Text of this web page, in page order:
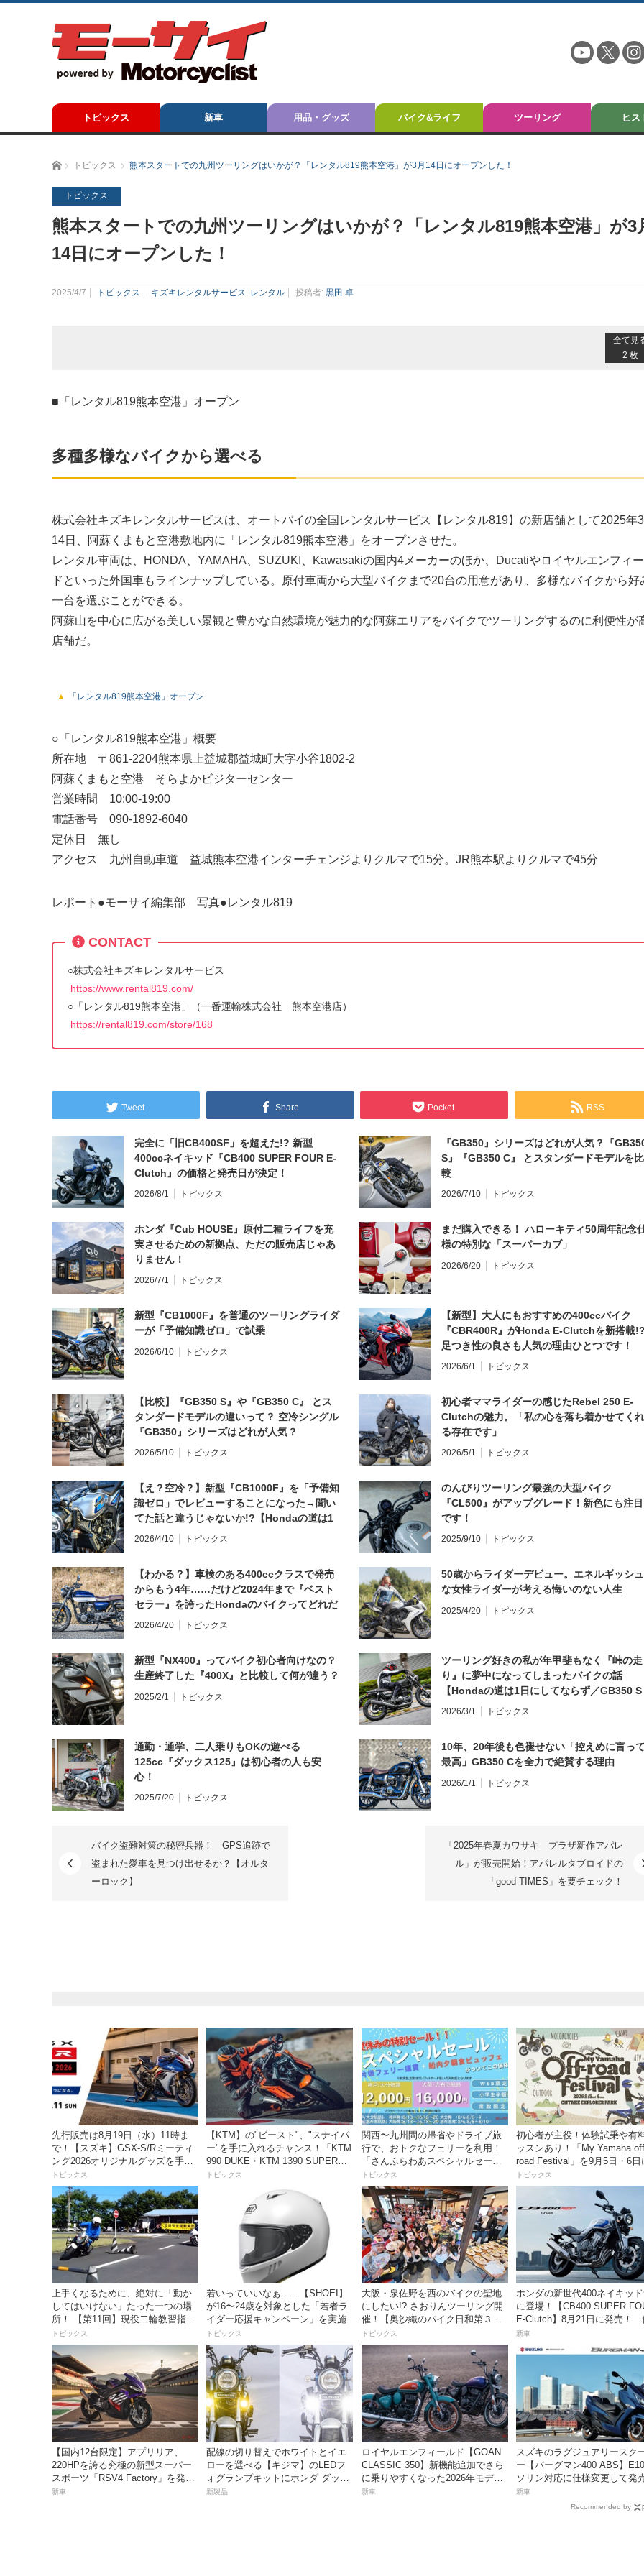
トピックス 新車 用品・グッズ バイク&ライフ ツーリング ヒス
ホームトピックス 熊本スタートでの九州ツーリングはいかが？「レンタル819熊本空港」が3月14日にオープンした！
トピックス
熊本スタートでの九州ツーリングはいかが？「レンタル819熊本空港」が3
14日にオープンした！
2025/4/7 トピックス キズキレンタルサービス レンタル 投稿者: 黒田 卓
全て見
2 枚
■「レンタル819熊本空港」オープン
多種多様なバイクから選べる
株式会社キズキレンタルサービスは、オートバイの全国レンタルサービス【レンタル819】の新店舗として2025年
14日、阿蘇くまもと空港敷地内に「レンタル819熊本空港」をオープンさせた。
レンタル車両は、HONDA、YAMAHA、SUZUKI、Kawasakiの国内4メーカーのほか、Ducatiやロイヤルエンフィ
ドといった外国車もラインナップしている。原付車両から大型バイクまで20台の用意があり、多様なバイクから好
一台を選ぶことができる。
阿蘇山を中心に広がる美しい景観と豊かな自然環境が魅力的な阿蘇エリアをバイクでツーリングするのに利便性が
店舗だ。
「レンタル819熊本空港」オープン
○「レンタル819熊本空港」概要
所在地 〒861-2204熊本県上益城郡益城町大字小谷1802-2
阿蘇くまもと空港 そらよかビジターセンター
営業時間 10:00-19:00
電話番号 090-1892-6040
定休日 無し
アクセス 九州自動車道 益城熊本空港インターチェンジよりクルマで15分。JR熊本駅よりクルマで45分
レポート●モーサイ編集部 写真●レンタル819
CONTACT
○株式会社キズキレンタルサービス
https://www.rental819.com/
○「レンタル819熊本空港」（一番運輸株式会社 熊本空港店）
https://rental819.com/store/168
Tweet Share Pocket RSS
完全に「旧CB400SF」を超えた!? 新型
400ccネイキッド『CB400 SUPER FOUR E-
Clutch』の価格と発売日が決定！
2026/8/1 トピックス
『GB350』シリーズはどれが人気？『
S』『GB350 C』 とスタンダードモデルを比
較
2026/7/10 トピックス
ホンダ『Cub HOUSE』原付二種ライフを充
実させるための新拠点、ただの販売店じゃあ
りません！
2026/7/1 トピックス
まだ購入できる！ ハローキティ50周年記念
様の特別な「スーパーカブ」
2026/6/20 トピックス
新型『CB1000F』を普通のツーリングライダ
ーが「予備知識ゼロ」で試乗
2026/6/10 トピックス
【新型】大人にもおすすめの400ccバイク
『CBR400R』がHonda E-Clutchを新搭載
足つき性の良さも人気の理由ひとつです！
2026/6/1 トピックス
【比較】『GB350 S』や『GB350 C』 とス
タンダードモデルの違いって？ 空冷シングル
『GB350』シリーズはどれが人気？
2026/5/10 トピックス
初心者ママライダーの感じたRebel 250 E-
Clutchの魅力。「私の心を落ち着かせてくれ
る存在です」
2026/5/1 トピックス
【え？空冷？】新型『CB1000F』を「予備知
識ゼロ」でレビューすることになった→聞い
てた話と違うじゃないか!?【Hondaの道は1
日にしてならず／CB1000F ①第一印象 編】
2026/4/10 トピックス
のんびりツーリング最強の大型バイク
『CL500』がアップグレード！新色にも注目
です！
2025/9/10 トピックス
【わかる？】車検のある400ccクラスで発売
からもう4年……だけど2024年まで『ベスト
セラー』を誇ったHondaのバイクってどれだ
と思う？
2026/4/20 トピックス
50歳からライダーデビュー。エネルギッシュ
な女性ライダーが考える悔いのない人生
2025/4/20 トピックス
新型『NX400』ってバイク初心者向けなの？
生産終了した『400X』と比較して何が違う？
2025/2/1 トピックス
ツーリング好きの私が年甲斐もなく『峠の走
り』に夢中になってしまったバイクの話
【Hondaの道は1日にしてならず／GB350 S
インプレ・レビュー 前編】
2026/3/1 トピックス
通勤・通学、二人乗りもOKの遊べる
125cc『ダックス125』は初心者の人も安
心！
2025/7/20 トピックス
10年、20年後も色褪せない「控えめに言っ
最高」GB350 Cを全力で絶賛する理由
2026/1/1 トピックス
バイク盗難対策の秘密兵器！ GPS追跡で
盗まれた愛車を見つけ出せるか？【オルタ
ーロック】
「2025年春夏カワサキ プラザ新作アパレ
ル」が販売開始！アパレルタブロイドの
「good TIMES」を要チェック！
先行販売は8月19日（水）11時ま
で！【スズキ】GSX-S/Rミーティ
ング2026オリジナルグッズを手に
入れよう！
トピックス
【KTM】の"ビースト"、"スナイパ
ー"を手に入れるチャンス！「KTM
990 DUKE・KTM 1390 SUPER
DUKE R EVO 購入サポートキャン
トピックス
関西〜九州間の帰省やドライブ旅
行で、おトクなフェリーを利用！
「さんふらわあスペシャルセー
ル」を期間限定で販売開始
トピックス
初心者が主役！体験試乗や有
ッスンあり！「My Yamaha
road Festival」を9月5日・6日
ンタケエクスプローラーパー
実施！
トピックス
上手くなるために、絶対に「動か
してはいけない」たった一つの場
所！ 【第11回】現役二輪教習指導
員YouTuberばくのライテク講座
トピックス
若いっていいなぁ……【SHOEI】
が16〜24歳を対象とした「若者ラ
イダー応援キャンペーン」を実施
トピックス
大阪・泉佐野を西のバイクの聖地
にしたい!? さおりんツーリング開
催！【奥沙織のバイク日和第３
回】
トピックス
ホンダの新世代400ネイキッ
に登場！【CB400 SUPER
E-Clutch】8月21日に発売！
99万8800円
新車
【国内12台限定】アプリリア、
220HPを誇る究極の新型スーパー
スポーツ「RSV4 Factory」を発
売。価格363万円！
新車
配線の切り替えでホワイトとイエ
ローを選べる【キジマ】のLEDフ
ォグランプキットにホンダ ダック
ス／グロム用が登場
新製品
ロイヤルエンフィールド【GOAN
CLASSIC 350】新機能追加でさら
に乗りやすくなった2026年モデル
は、価格80万800円〜で7月31日発
新車
スズキのラグジュアリースク
ー【バーグマン400 ABS】
ソリン対応に仕様変更して発
価格は据え置きの98万100円！
新車
Recommended by